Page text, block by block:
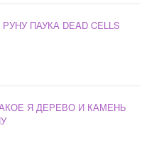
ПАУКА DEAD CELLS
Я ДЕРЕВО И КАМЕНЬ